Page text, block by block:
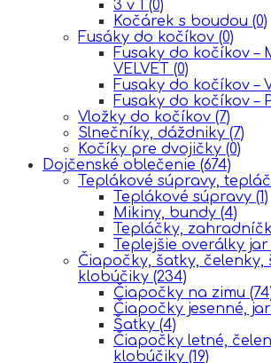
3 v 1 (0)
Kočárek s boudou (0)
Fusáky do kočíkov (0)
Fusaky do kočíkov –
VELVET (0)
Fusaky do kočíkov –
Fusaky do kočíkov –
Vložky do kočíkov (7)
Slnečníky, dáždniky (7)
Kočíky pre dvojičky (0)
Dojčenské oblečenie (674)
Teplákové súpravy,
Teplákové súpravy (1)
Mikiny, bundy (4)
Tepláčky,
Teplejšie overálky
Čiapočky, šatky, čelenky,
klobúčiky (234)
Čiapočky na zimu
Čiapočky jesenné,
Šatky (4)
Čiapočky letné,
klobúčiky (19)